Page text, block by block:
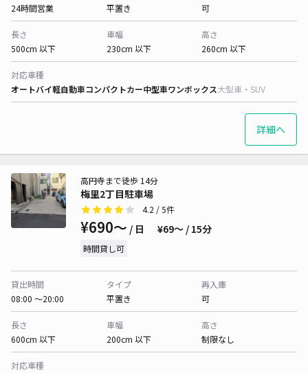
24時間営業
平置き
可
長さ
500cm 以下
車幅
230cm 以下
高さ
260cm 以下
対応車種
オートバイ軽自動車コンパクトカー中型車ワンボックス大型車・SUV
詳細へ
梅里2丁目駐車場
高円寺まで徒歩 14分
4.2 / 5件
¥690〜 / 日 ¥69〜 / 15分
時間貸し可
貸出時間
08:00 〜20:00
タイプ
平置き
再入庫
可
長さ
600cm 以下
車幅
200cm 以下
高さ
制限なし
対応車種